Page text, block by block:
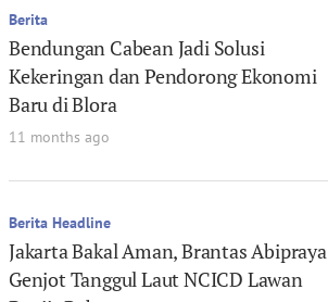
Berita
Bendungan Cabean Jadi Solusi
Kekeringan dan Pendorong Ekonomi
Baru di Blora
11 months ago
Berita Headline
Jakarta Bakal Aman, Brantas Abipraya
Genjot Tanggul Laut NCICD Lawan